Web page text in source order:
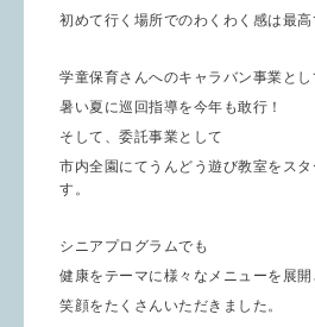
初めて行く場所でのわくわく感は最高
学童保育さんへのキャラバン事業とし
暑い夏に巡回指導を今年も敢行！
そして、委託事業として
市内全園にてうんどう遊び教室をス
す。
シニアプログラムでも
健康をテーマに様々なメニューを展
笑顔をたくさんいただきました。